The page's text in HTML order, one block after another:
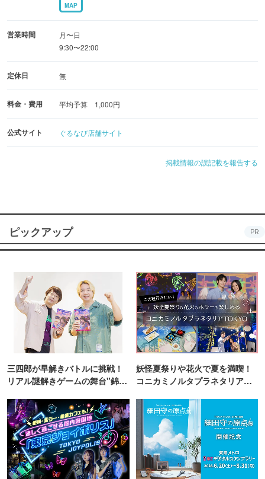
MAP
営業時間
月〜日
9:30〜22:00
定休日 無
料金・費用 平均予算 1,000円
公式サイト ぐるなび店舗サイト
掲載情報の誤記載を報告する
ピックアップ PR
三四郎が早解きバトルに挑戦！
リアル謎解きゲームの舞台"錦糸
妖怪夏祭りや花火で夏を満喫！
コニカミノルタプラネタリア